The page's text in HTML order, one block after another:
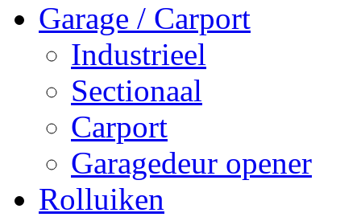
Garage / Carport
Industrieel
Sectionaal
Carport
Garagedeur opener
Rolluiken